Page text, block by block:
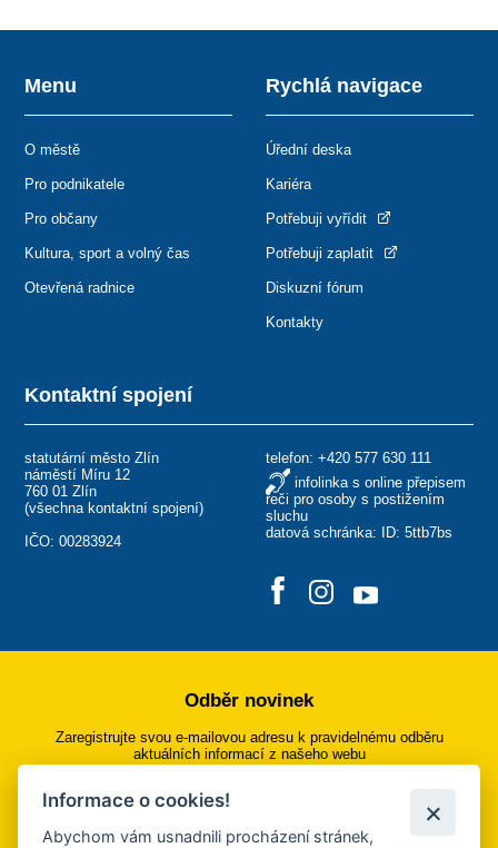
Kontaktní spojení
statutární město Zlín
náměstí Míru 12
760 01 Zlín
(všechna kontaktní spojení)
IČO: 00283924
telefon: +420 577 630 111
infolinka s online přepisem
řeči pro osoby s postižením
sluchu
datová schránka: ID: 5ttb7bs
Menu
O městě
Pro podnikatele
Pro občany
Kultura, sport a volný čas
Otevřená radnice
Rychlá navigace
Úřední deska
Kariéra
Potřebuji vyřídit
Potřebuji zaplatit
Diskuzní fórum
Kontakty
Odběr novinek
Zaregistrujte svou e-mailovou adresu k pravidelnému odběru
aktuálních informací z našeho webu
Přihlásit se k odběru
Informace o cookies!
Abychom vám usnadnili procházení stránek,